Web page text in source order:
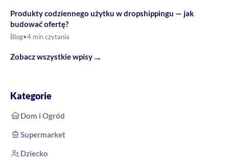
Produkty codziennego użytku w dropshippingu — jak
budować ofertę?
Blog•4 min czytania
Zobacz wszystkie wpisy→
Kategorie
Dom i Ogród
Supermarket
Dziecko